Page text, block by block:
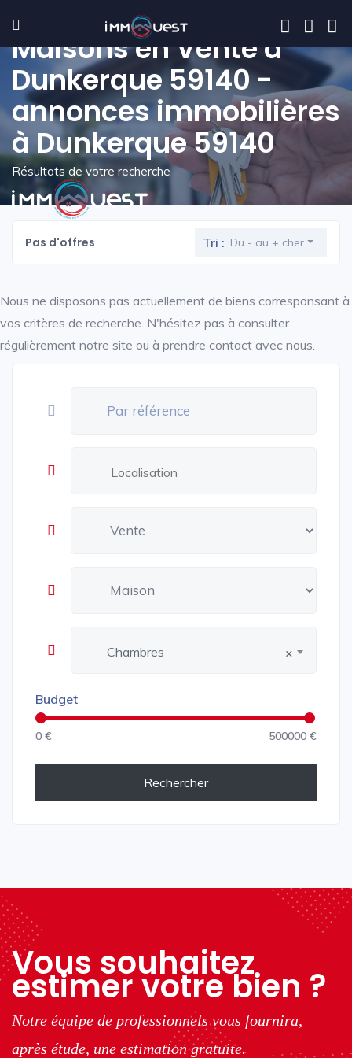
Maisons en Vente à
Dunkerque 59140 -
annonces immobilières
à Dunkerque 59140
Résultats de votre recherche
×
Chambres
Budget
0 € 500000 €
Rechercher
Pas d'offres Tri : Du - au + cher
Nous ne disposons pas actuellement de biens corresponsant à
vos critères de recherche. N'hésitez pas à consulter
régulièrement notre site ou à prendre contact avec nous.
Vous souhaitez
estimer votre bien ?
Notre équipe de professionnels vous fournira,
après étude, une estimation gratuite.